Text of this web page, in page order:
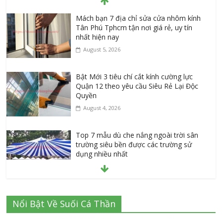
Mách bạn 7 địa chỉ sửa cửa nhôm kính
Tân Phú Tphcm tận nơi giá rẻ, uy tín
nhất hiện nay
August 5, 2026
Bật Mới 3 tiêu chí cắt kính cường lực
Quận 12 theo yêu cầu Siêu Rẻ Lại Độc
Quyền
August 4, 2026
Top 7 mẫu dù che nắng ngoài trời sân
trường siêu bền được các trường sử
dụng nhiều nhất
July 20, 2026
Danh sách 8 đại lý bán tập vở học sinh
giá sỉ tại Tphcm uy tín được đánh giá
High
Nổi Bật Về Suối Cá Thần